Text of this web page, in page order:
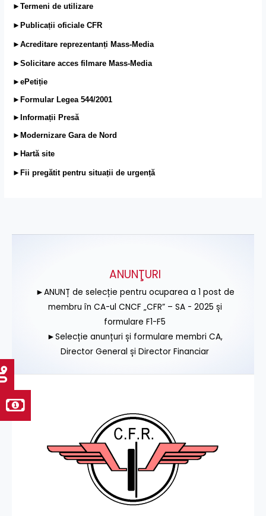
►Termeni de utilizare
►Publicații oficiale CFR
►Acreditare reprezentanți Mass-Media
►Solicitare acces filmare Mass-Media
►ePetiție
►Formular Legea 544/2001
►Informații Presă
►Modernizare Gara de Nord
►Hartă site
►Fii pregătit pentru situații de urgență
ANUNŢURI
►ANUNȚ de selecție pentru ocuparea a 1 post de
membru în CA-ul CNCF „CFR” – SA - 2025 și
formulare F1-F5
►Selecție anunțuri și formulare membri CA,
Director General și Director Financiar